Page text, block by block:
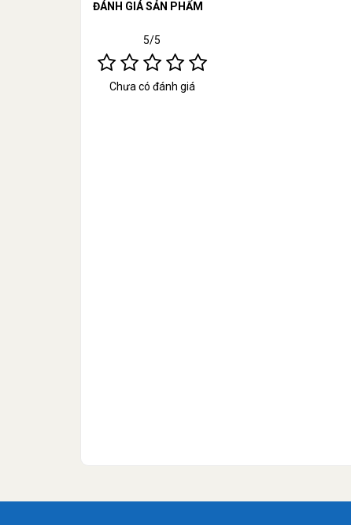
ĐÁNH GIÁ SẢN PHẨM
5/5
Chưa có đánh giá